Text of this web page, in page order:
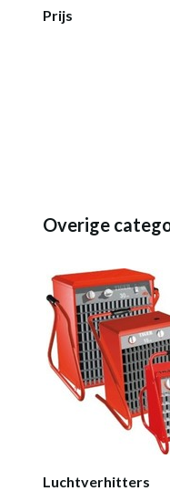
Prijs
Overige
Luchtverhitters